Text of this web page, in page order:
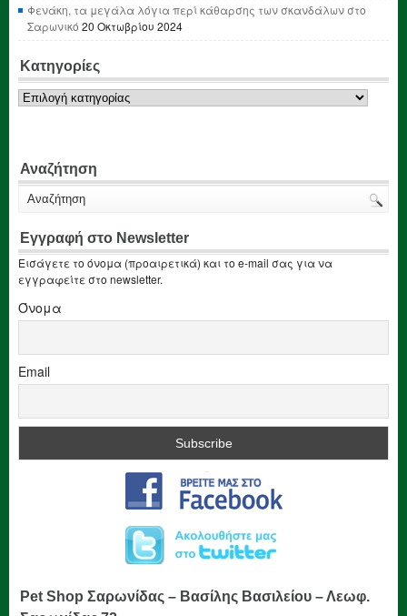
Φενάκη, τα μεγάλα λόγια περί κάθαρσης των σκανδάλων στο
Σαρωνικό 20 Οκτωβρίου 2024
Κατηγορίες
Κατηγορίες
Αναζήτηση
Εγγραφή στο Newsletter
Εισάγετε το όνομα (προαιρετικά) και το e-mail σας για να
εγγραφείτε στο newsletter.
Όνομα
Email
Pet Shop Σαρωνίδας – Βασίλης Βασιλείου – Λεωφ.